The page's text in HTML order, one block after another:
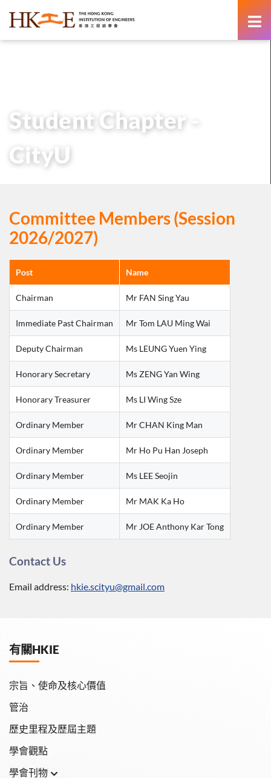
Student Chapter -
CityU
Committee Members (Session
2026/2027)
Post Name
Chairman Mr FAN Sing Yau
Immediate Past Chairman Mr Tom LAU Ming Wai
Deputy Chairman Ms LEUNG Yuen Ying
Honorary Secretary Ms ZENG Yan Wing
Honorary Treasurer Ms LI Wing Sze
Ordinary Member Mr CHAN King Man
Ordinary Member Mr Ho Pu Han Joseph
Ordinary Member Ms LEE Seojin
Ordinary Member Mr MAK Ka Ho
Ordinary Member Mr JOE Anthony Kar Tong
Contact Us
Email address: hkie.scityu@gmail.com
有關HKIE
宗旨、使命及核心價值
管治
歷史里程及歷屆主題
學會觀點
學會刊物